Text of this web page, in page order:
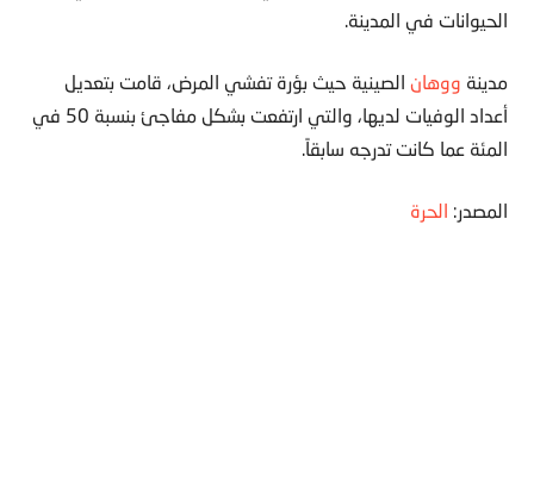
الحيوانات في المدينة.
مدينة ووهان الصينية حيث بؤرة تفشي المرض، قامت بتعديل
أعداد الوفيات لديها، والتي ارتفعت بشكل مفاجئ بنسبة 50 في
المئة عما كانت تدرجه سابقاً.
المصدر: الحرة